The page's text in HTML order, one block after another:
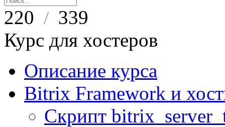
220 / 339
Курс для хостеров
Описание курса
Bitrix Framework и
Скрипт